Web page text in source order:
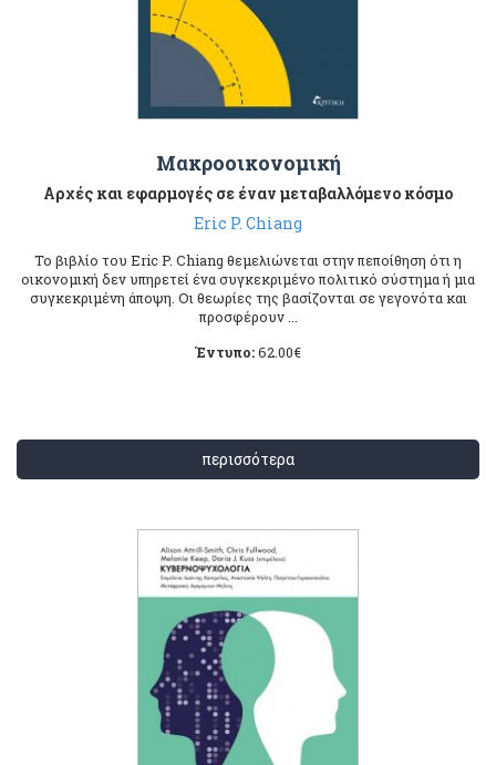
Μακροοικονομική
Aρχές και εφαρμογές σε έναν μεταβαλλόμενο κόσμο
Eric P. Chiang
Το βιβλίο του Eric P. Chiang θεμελιώνεται στην πεποίθηση ότι η
οικονομική δεν υπηρετεί ένα συγκεκριμένο πολιτικό σύστημα ή μια
συγκεκριμένη άποψη. Οι θεωρίες της βασίζονται σε γεγονότα και
προσφέρουν ...
Έντυπο:62.00€
περισσότερα